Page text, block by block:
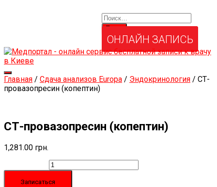
ОНЛАЙН ЗАПИСЬ
Переключить
навигацию
Главная / Сдача анализов Europa / Эндокринология / СТ-
провазопресин (копептин)
СТ-провазопресин (копептин)
1,281.00 грн.
Записаться